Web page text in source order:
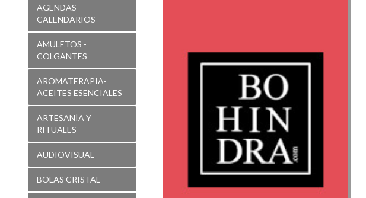
AGENDAS -
CALENDARIOS
AMULETOS -
COLGANTES
AROMATERAPIA-
ACEITES ESENCIALES
ARTESANÍA Y
RITUALES
AUDIOVISUAL
BOLAS CRISTAL